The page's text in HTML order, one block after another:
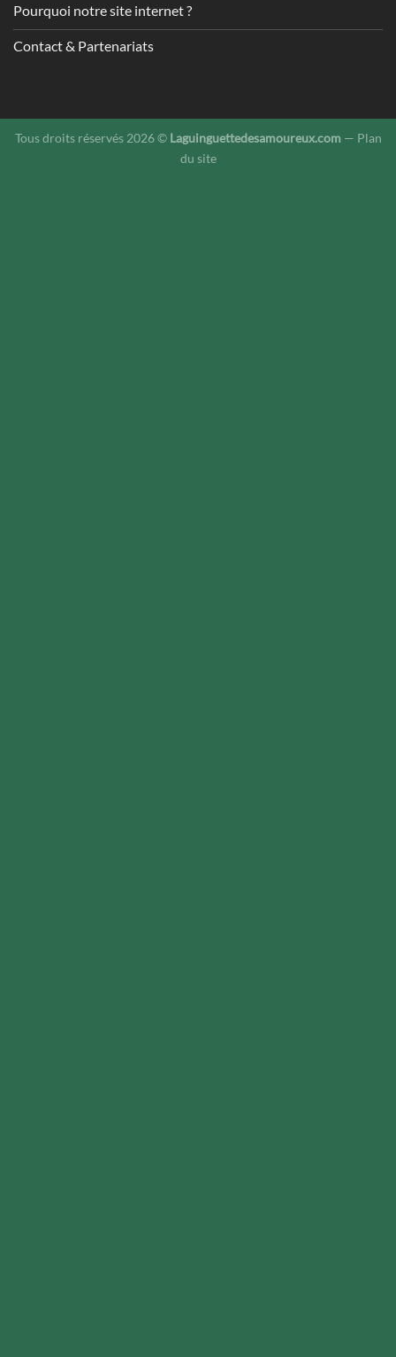
Pourquoi notre site internet ?
Contact & Partenariats
Tous droits réservés 2026 © Laguinguettedesamoureux.com— Plan
du site